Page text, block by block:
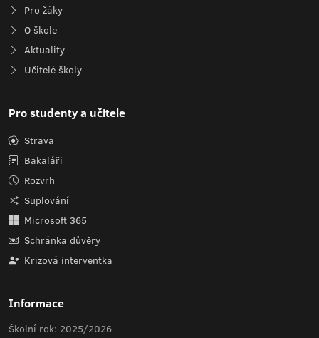
Pro žáky
O škole
Aktuality
Učitelé školy
Pro studenty a učitele
Strava
Bakaláři
Rozvrh
Suplování
Microsoft 365
Schránka důvěry
Krizová interventka
Informace
Školní rok: 2025/2026